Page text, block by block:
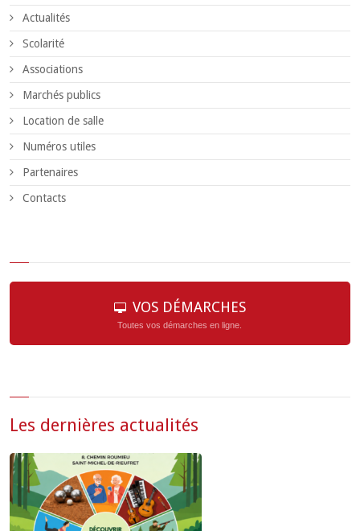
Actualités
Scolarité
Associations
Marchés publics
Location de salle
Numéros utiles
Partenaires
Contacts
VOS DÉMARCHES
Toutes vos démarches en ligne.
Les dernières actualités